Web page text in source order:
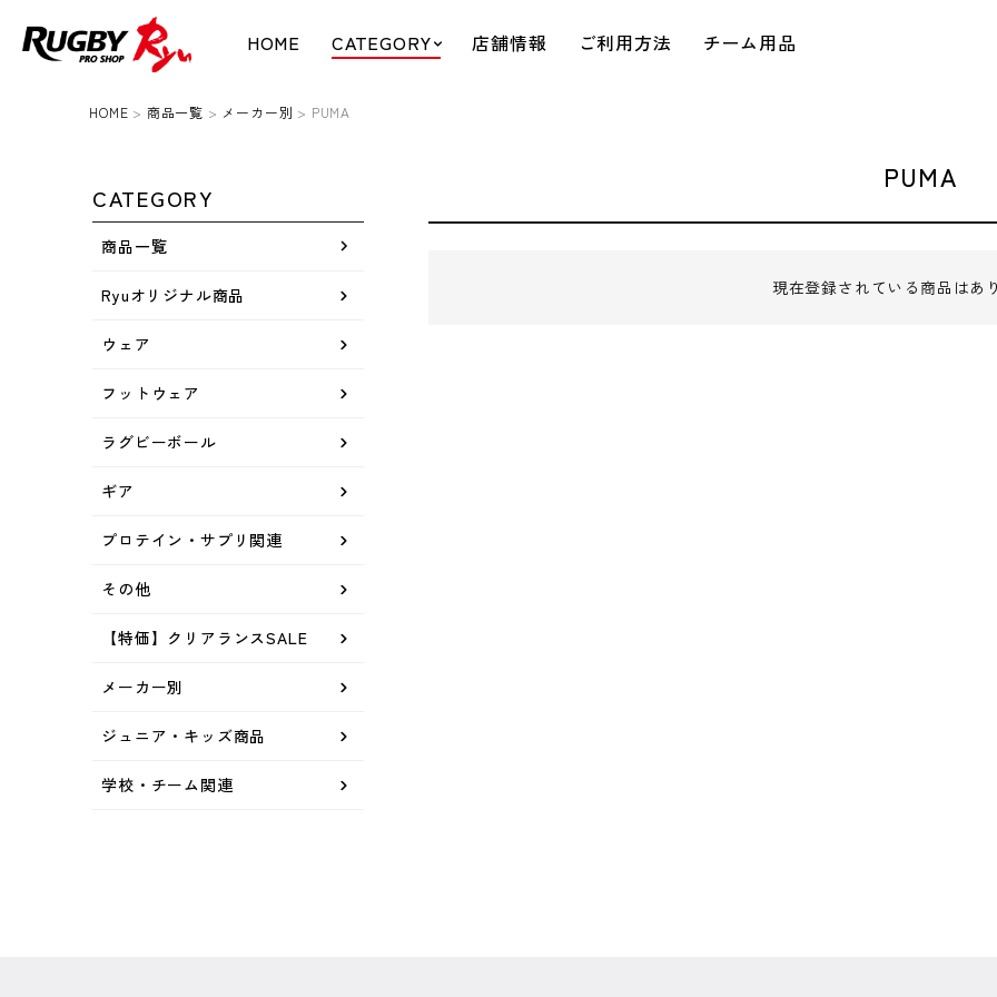
HOME CATEGORY 店舗情報 ご利用方法 チーム用品
HOME 商品一覧 メーカー別 PUMA
CATEGORY
商品一覧
Ryuオリジナル商品
ウェア
フットウェア
ラグビーボール
ギア
プロテイン・サプリ関連
その他
【特価】クリアランスSALE
メーカー別
ジュニア・キッズ商品
学校・チーム関連
PUMA
現在登録されている商品はあ